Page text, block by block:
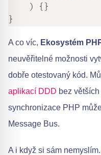
)
{ }
}
A co víc, Ekosystém
neuvěřitelné možnosti
dobře otestovaný kód.
aplikací DDD bez
synchronizace PHP
Message Bus.
A i když si sám nemyslím.